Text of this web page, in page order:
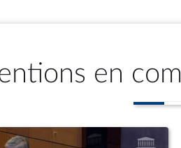
en